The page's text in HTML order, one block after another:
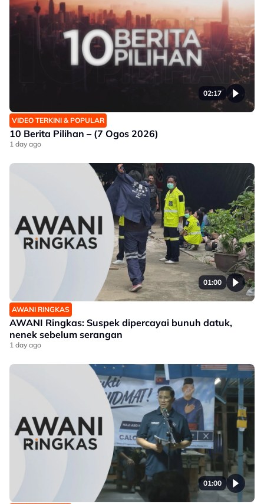
02:17
VIDEO TERKINI & POPULAR
10 Berita Pilihan – (7 Ogos 2026)
1 day ago
01:00
AWANI RINGKAS
AWANI Ringkas: Suspek dipercayai bunuh datuk,
nenek sebelum serangan
1 day ago
01:00